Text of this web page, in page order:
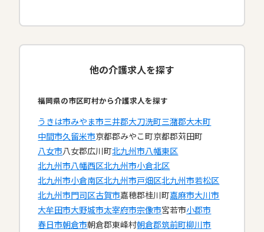
他の介護求人を探す
福岡県の市区町村から介護求人を探す
うきは市みやま市三井郡大刀洗町三潴郡大木町
中間市久留米市京都郡みやこ町京都郡苅田町
八女市八女郡広川町北九州市八幡東区
北九州市八幡西区北九州市小倉北区
北九州市小倉南区北九州市戸畑区北九州市若松区
北九州市門司区古賀市嘉穂郡桂川町嘉麻市大川市
大牟田市大野城市太宰府市宗像市宮若市小郡市
春日市朝倉市朝倉郡東峰村朝倉郡筑前町柳川市